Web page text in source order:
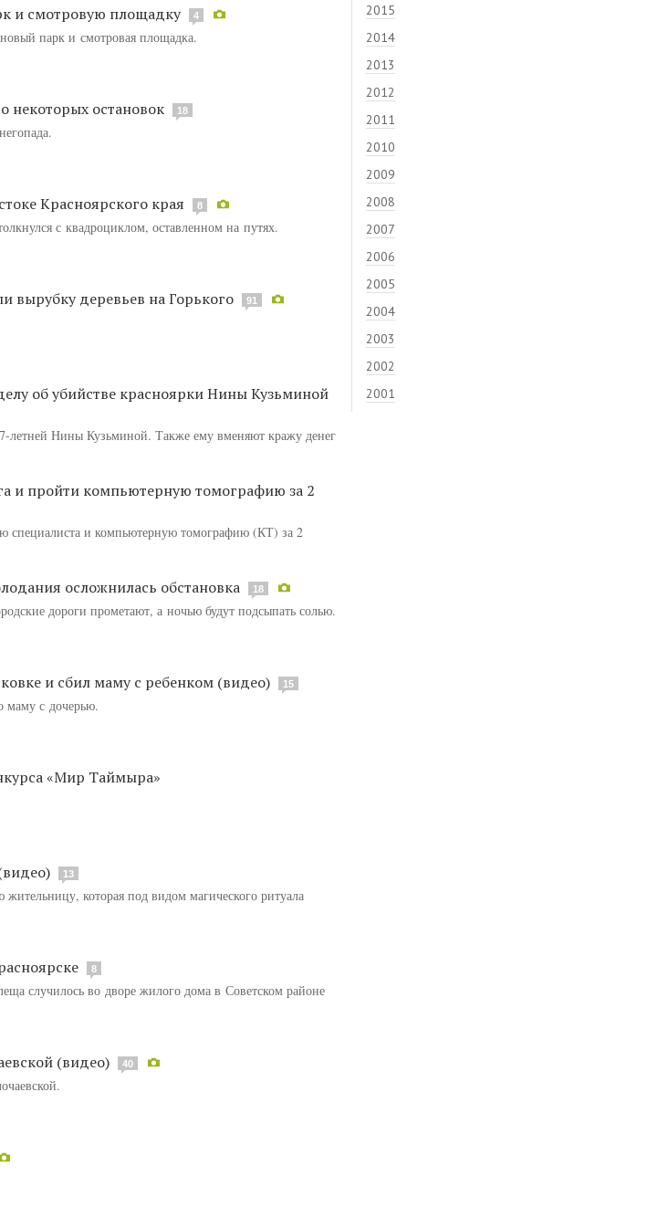
и смотровую площадку 4
парк и смотровая площадка.
некоторых остановок 18
Красноярского края 8
с квадроциклом, оставленном на путях.
вырубку деревьев на Горького 91
об убийстве красноярки Нины Кузьминой
летней Нины Кузьминой. Также ему вменяют кражу денег
и пройти компьютерную томографию за 2
специалиста и компьютерную томографию (КТ) за 2
осложнилась обстановка 18
дороги прометают, а ночью будут подсыпать солью.
и сбил маму с ребенком (видео) 15
маму с дочерью.
«Мир Таймыра»
13
которая под видом магического ритуала
8
случилось во дворе жилого дома в Советском районе
(видео) 40
2015
2014
2013
2012
2011
2010
2009
2008
2007
2006
2005
2004
2003
2002
2001